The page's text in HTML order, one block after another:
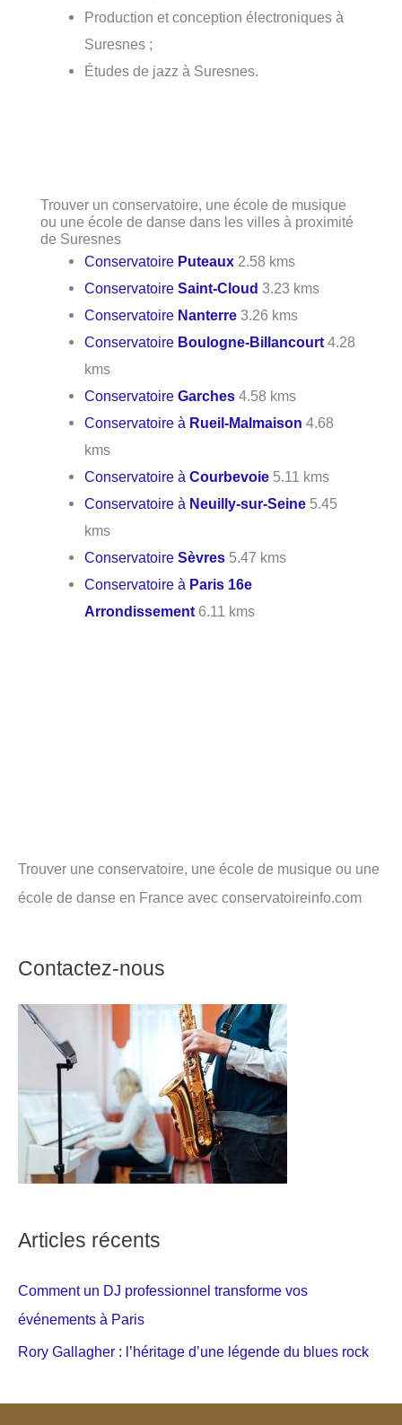
Production et conception électroniques à
Suresnes ;
Études de jazz à Suresnes.
Trouver un conservatoire, une école de musique
ou une école de danse dans les villes à proximité
de Suresnes
Conservatoire Puteaux 2.58 kms
ConservatoireSaint-Cloud 3.23 kms
Conservatoire Nanterre 3.26 kms
Conservatoire Boulogne-Billancourt 4.28
kms
ConservatoireGarches 4.58 kms
Conservatoire à Rueil-Malmaison 4.68
kms
Conservatoire àCourbevoie 5.11 kms
Conservatoire à Neuilly-sur-Seine 5.45
kms
ConservatoireSèvres 5.47 kms
Conservatoire à Paris 16e
Arrondissement 6.11 kms
Trouver une conservatoire, une école de musique ou une
école de danse en France avec conservatoireinfo.com
Contactez-nous
Articles récents
Comment un DJ professionnel transforme vos
événements à Paris
Rory Gallagher : l’héritage d’une légende du blues rock